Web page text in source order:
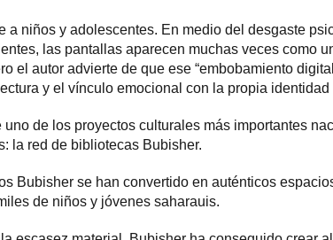
a niños y adolescentes. En medio del desgaste
las pantallas aparecen muchas veces como
el autor advierte de que ese “embobamiento
y el vínculo emocional con la propia identidad
de los proyectos culturales más importantes
la red de bibliotecas Bubisher.
Bubisher se han convertido en auténticos
de niños y jóvenes saharauis.